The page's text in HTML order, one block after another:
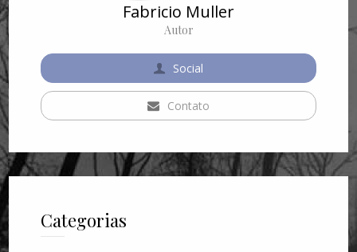
Fabricio Muller
Autor
Social
Contato
Categorias